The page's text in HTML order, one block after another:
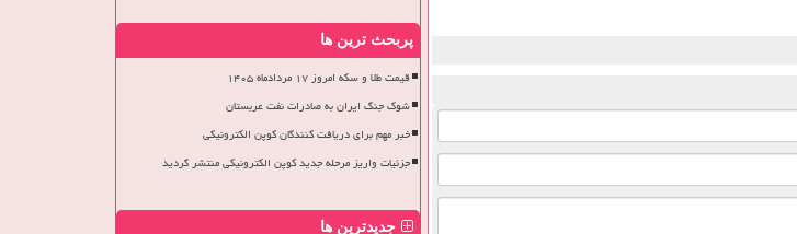
پربحث ترین ها
قیمت طلا و سکه امروز ۱۷ مردادماه ۱۴۰۵
شوک جنگ ایران به صادرات نفت عربستان
خبر مهم برای دریافت کنندگان کوپن الکترونیکی
جزئیات واریز مرحله جدید کوپن الکترونیکی منتشر گردید
جدیدترین ها